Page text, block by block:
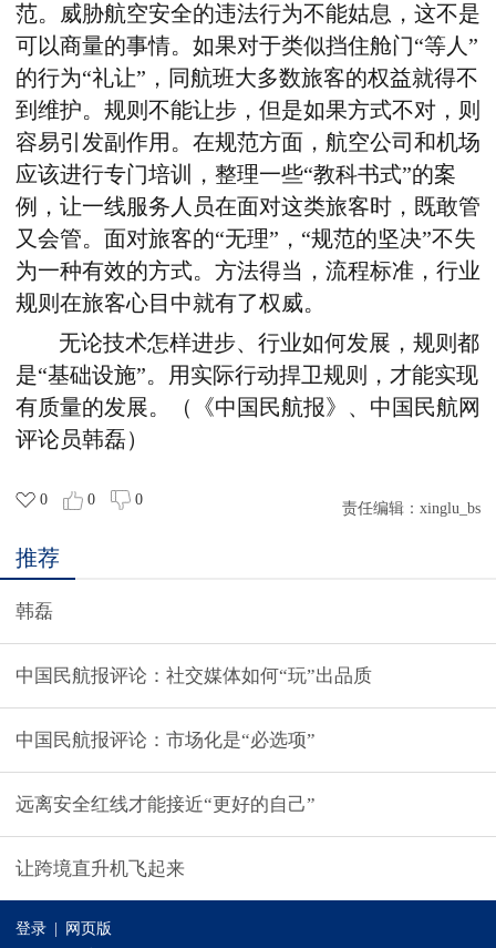
范。威胁航空安全的违法行为不能姑息，这不是
可以商量的事情。如果对于类似挡住舱门“等人”
的行为“礼让”，同航班大多数旅客的权益就得不
到维护。规则不能让步，但是如果方式不对，则
容易引发副作用。在规范方面，航空公司和机场
应该进行专门培训，整理一些“教科书式”的案
例，让一线服务人员在面对这类旅客时，既敢管
又会管。面对旅客的“无理”，“规范的坚决”不失
为一种有效的方式。方法得当，流程标准，行业
规则在旅客心目中就有了权威。
无论技术怎样进步、行业如何发展，规则都
是“基础设施”。用实际行动捍卫规则，才能实现
有质量的发展。（《中国民航报》、中国民航网
评论员韩磊）
0 0 0
责任编辑： xinglu_bs
推荐
韩磊
​中国民航报评论：社交媒体如何“玩”出品质
中国民航报评论：市场化是“必选项”
远离安全红线才能接近“更好的自己”
让跨境直升机飞起来
登录 网页版